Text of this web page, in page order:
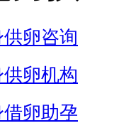
卵咨询
卵机构
卵助孕